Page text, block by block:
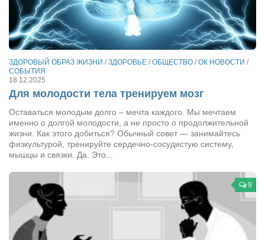
ЗДОРОВЫЙ ОБРАЗ ЖИЗНИ /ЗДОРОВЬЕ /ОБЩЕСТВО /ОК НОВОСТИ /
СОБЫТИЯ
18.12.2025
Для молодости тела тренируем мозг
Оставаться молодым долго – мечта каждого. Мы мечтаем
именно о долгой молодости, а не просто о продолжительной
жизни. Как этого добиться? Обычный совет — занимайтесь
физкультурой, тренируйте сердечно-сосудистую систему,
мышцы и связки. Да. Это...
9